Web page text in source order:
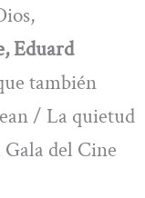
Eduard
también
/ La quietud
del Cine